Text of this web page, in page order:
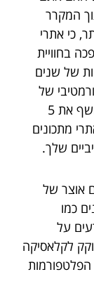
המקרר
כי אתרי
בחוויית
של שנים
של
הפלטפורמות הדיגיטליות הללו. כאן, אני חושף את 5
מתכונים
שלך.
אוצר של
כמו
על
לקלאסיקה